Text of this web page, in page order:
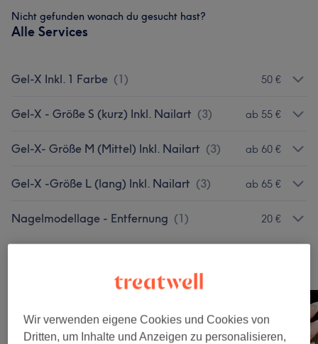
Nicht gefunden wonach du gesucht hast?
Alle Services
Gel-X Inkl. 1 Farbe (1) 50 €
Gel-X - Größe S (kurz) Inkl. Nailart (3) ab 55 €
Gel-X- Größe M (Mittel) Inkl. Nailart (3) ab 60 €
Gel-X -Größe L (lang) Inkl. Nailart (3) ab 65 €
Nagelmodellage - Entfernung (1) 20 €
Bild anklicken für weitere Details
Wir verwenden eigene Cookies und Cookies von
Dritten, um Inhalte und Anzeigen zu personalisieren,